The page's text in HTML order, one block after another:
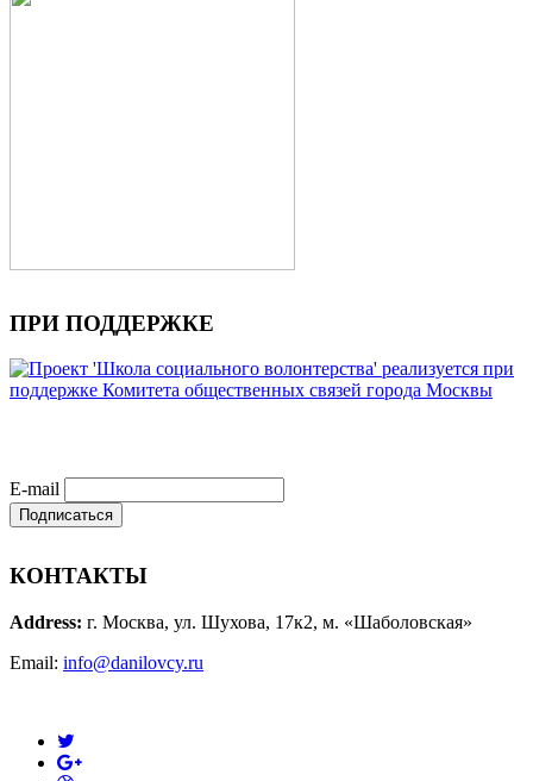
ПРИ ПОДДЕРЖКЕ
E-mail
КОНТАКТЫ
Address: г. Москва, ул. Шухова, 17к2, м. «Шаболовская»
Email: info@danilovcy.ru